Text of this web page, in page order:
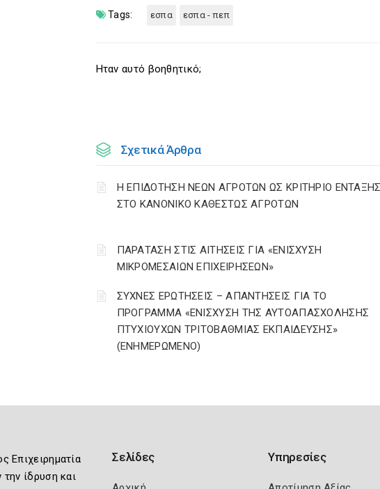
Tags: εσπα εσπα - πεπ
Ηταν αυτό βοηθητικό;
Σχετικά Άρθρα
Η ΕΠΙΔΟΤΗΣΗ ΝΕΩΝ ΑΓΡΟΤΩΝ ΩΣ ΚΡΙΤΗΡΙΟ ΕΝΤΑΞΗΣ
ΣΤΟ ΚΑΝΟΝΙΚΟ ΚΑΘΕΣΤΩΣ ΑΓΡΟΤΩΝ
ΠΑΡΑΤΑΣΗ ΣΤΙΣ ΑΙΤΗΣΕΙΣ ΓΙΑ «ΕΝΙΣΧΥΣΗ
ΜΙΚΡΟΜΕΣΑΙΩΝ ΕΠΙΧΕΙΡΗΣΕΩΝ»
ΣΥΧΝΕΣ ΕΡΩΤΗΣΕΙΣ – ΑΠΑΝΤΗΣΕΙΣ ΓΙΑ ΤΟ
ΠΡΟΓΡΑΜΜΑ «ΕΝΙΣΧΥΣΗ ΤΗΣ ΑΥΤΟΑΠΑΣΧΟΛΗΣΗΣ
ΠΤΥΧΙΟΥΧΩΝ ΤΡΙΤΟΒΑΘΜΙΑΣ ΕΚΠΑΙΔΕΥΣΗΣ»
(ΕΝΗΜΕΡΩΜΕΝΟ)
Επιχειρηματία
ίδρυση και
Σελίδες Υπηρεσίες